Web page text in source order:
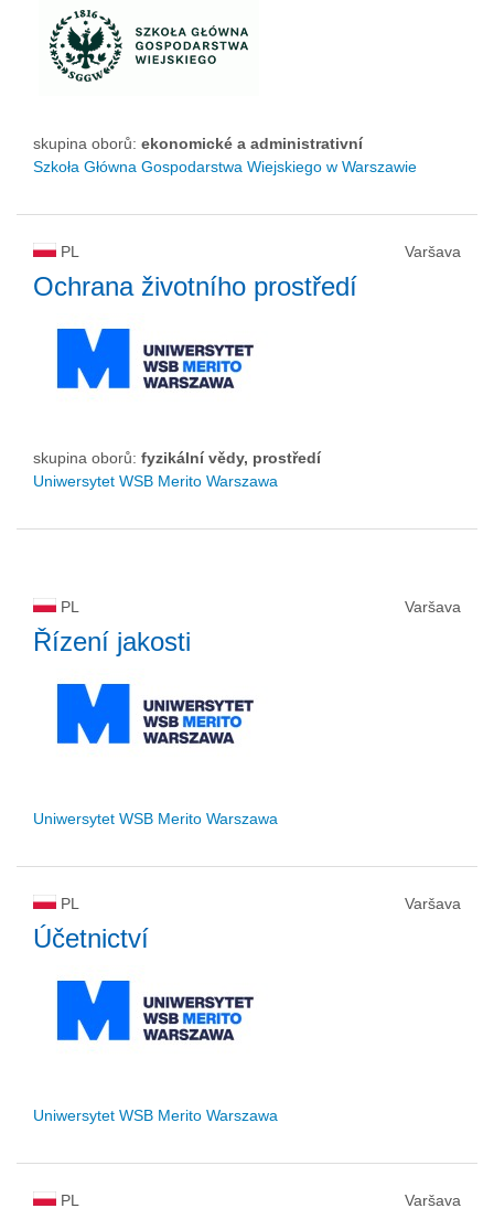
skupina oborů: ekonomické a administrativní
Szkoła Główna Gospodarstwa Wiejskiego w Warszawie
PL Varšava
Ochrana životního prostředí
skupina oborů: fyzikální vědy, prostředí
Uniwersytet WSB Merito Warszawa
PL Varšava
Řízení jakosti
Uniwersytet WSB Merito Warszawa
PL Varšava
Účetnictví
Uniwersytet WSB Merito Warszawa
PL Varšava